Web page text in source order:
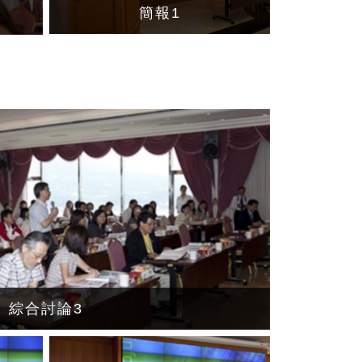
綜合討論3
簡報1